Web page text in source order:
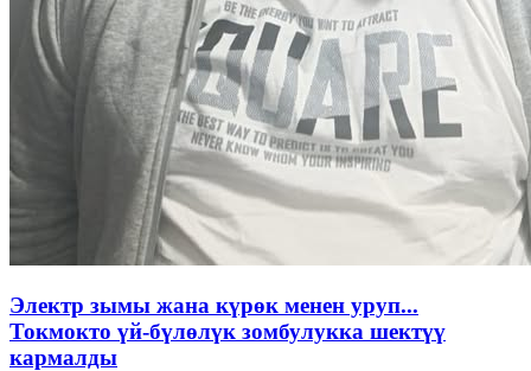
Электр зымы жана күрөк менен уруп...
Токмокто үй-бүлөлүк зомбулукка шектүү
кармалды